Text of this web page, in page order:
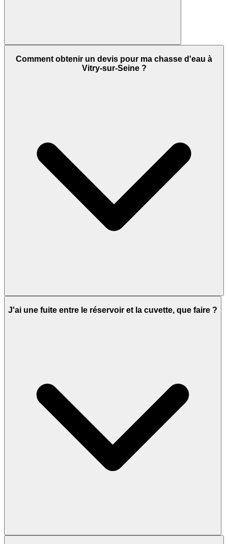
Comment obtenir un devis pour ma chasse d'eau à
Vitry-sur-Seine ?
J'ai une fuite entre le réservoir et la cuvette, que faire ?